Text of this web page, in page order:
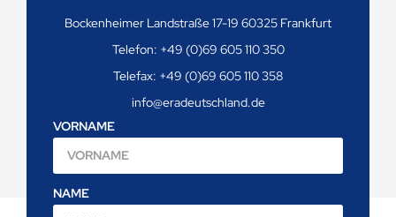
Bockenheimer Landstraße 17-19 60325 Frankfurt
Telefon: +49 (0)69 605 110 350
Telefax: +49 (0)69 605 110 358
info@eradeutschland.de
VORNAME
NAME